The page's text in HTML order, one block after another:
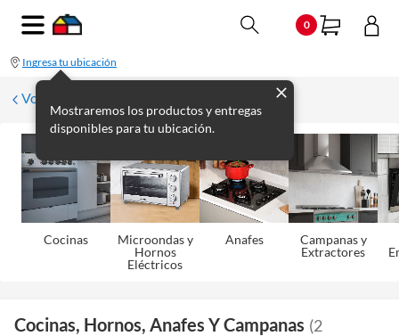
0
Ingresa tu ubicación
Mostraremos los productos y entregas
disponibles para tu ubicación.
Volver a Electrodomésticos de Línea Blanca
Cocinas
Microondas y
Hornos
Eléctricos
Anafes
Campanas y
Extractores
Cocinas, Hornos, Anafes Y Campanas (2